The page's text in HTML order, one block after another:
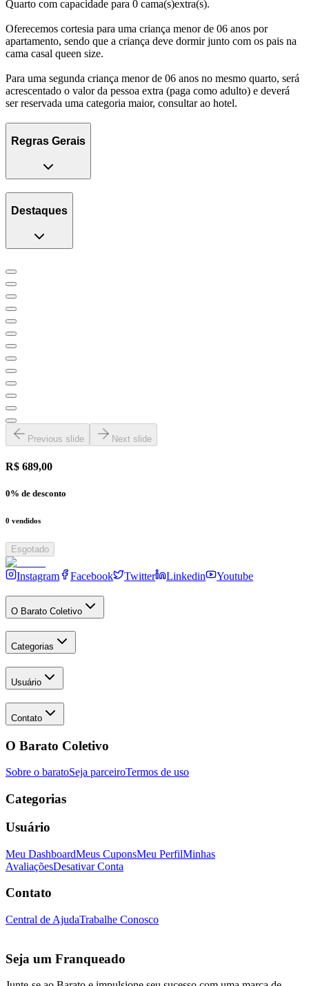
Quarto com capacidade para 0 cama(s)extra(s).
Oferecemos cortesia para uma criança menor de 06 anos por
apartamento, sendo que a criança deve dormir junto com os pais na
cama casal queen size.
Para uma segunda criança menor de 06 anos no mesmo quarto, será
acrescentado o valor da pessoa extra (paga como adulto) e deverá
ser reservada uma categoria maior, consultar ao hotel.
Regras Gerais
Destaques
Previous slide Next slide
R$ 689,00
0% de desconto
0 vendidos
Esgotado
Instagram Facebook Twitter Linkedin Youtube
O Barato Coletivo
Categorias
Usuário
Contato
O Barato Coletivo
Sobre o baratoSeja parceiroTermos de uso
Categorias
Usuário
Meu DashboardMeus CuponsMeu PerfilMinhas
AvaliaçõesDesativar Conta
Contato
Central de AjudaTrabalhe Conosco
Seja um Franqueado